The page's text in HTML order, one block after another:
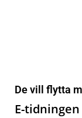
De vill flytta
E-